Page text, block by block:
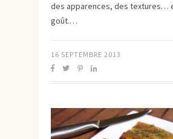
des apparences, des textures…
goût.…
16 SEPTEMBRE 2013